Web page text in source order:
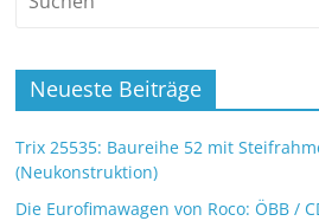
Neueste Beiträge
Trix 25535: Baureihe 52 mit
(Neukonstruktion)
Die Eurofimawagen von Roco: ÖBB /